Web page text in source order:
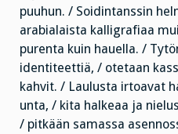
puuhun. / Soidintanssin
arabialaista kalligrafiaa
purenta kuin hauella. /
identiteettiä, / otetaan
kahvit. / Laulusta irtoavat
unta, / kita halkeaa ja
/ pitkään samassa